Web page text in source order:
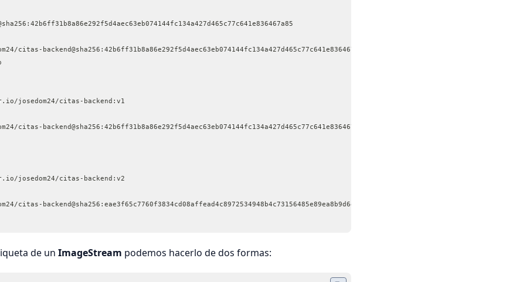
citas-backend@sha256:42b6ff31b8a86e292f5d4aec63eb074144fc134a427d465c77c641e836467a85
josedom24/citas-backend:v1
citas-backend@sha256:42b6ff31b8a86e292f5d4aec63eb074144fc134a427d465c77c641e836467a85
josedom24/citas-backend:v2
citas-backend@sha256:eae3f65c7760f3834cd08affead4c8972534948b4c73156485e89ea8b9d6ed2d
de un ImageStream podemos hacerlo de dos formas: